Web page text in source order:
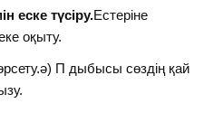
еске түсіру.Естеріне
оқыту.
П дыбысы сөздің қай